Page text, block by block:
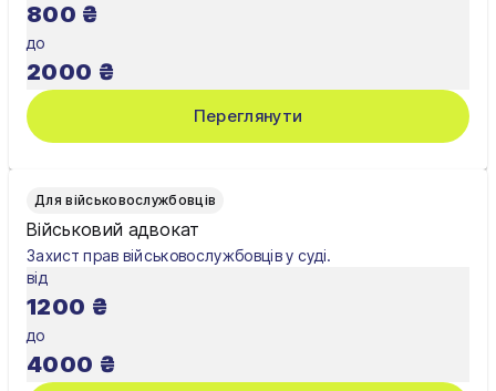
800 ₴
до
2000 ₴
Переглянути
Для військовослужбовців
Військовий адвокат
Захист прав військовослужбовців у суді.
від
1200 ₴
до
4000 ₴